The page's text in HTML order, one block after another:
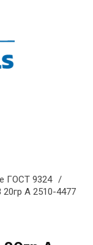
ГОСТ 9324 /
А 2510-4477